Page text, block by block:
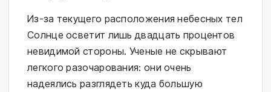
Из-за текущего расположения небесных тел
Солнце осветит лишь двадцать процентов
невидимой стороны. Ученые не скрывают
легкого разочарования: они очень
надеялись разглядеть куда большую